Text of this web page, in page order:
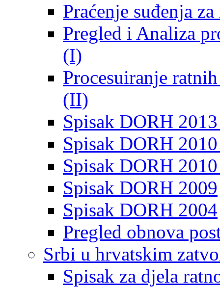
Praćenje suđenja
Pregled i Analiza
(I)
Procesuiranje
(II)
Spisak DORH
Spisak DORH
Spisak DORH
Spisak DORH 2009
Spisak DORH 2004
Pregled obnova
Srbi u hrvatskim
Spisak za djela